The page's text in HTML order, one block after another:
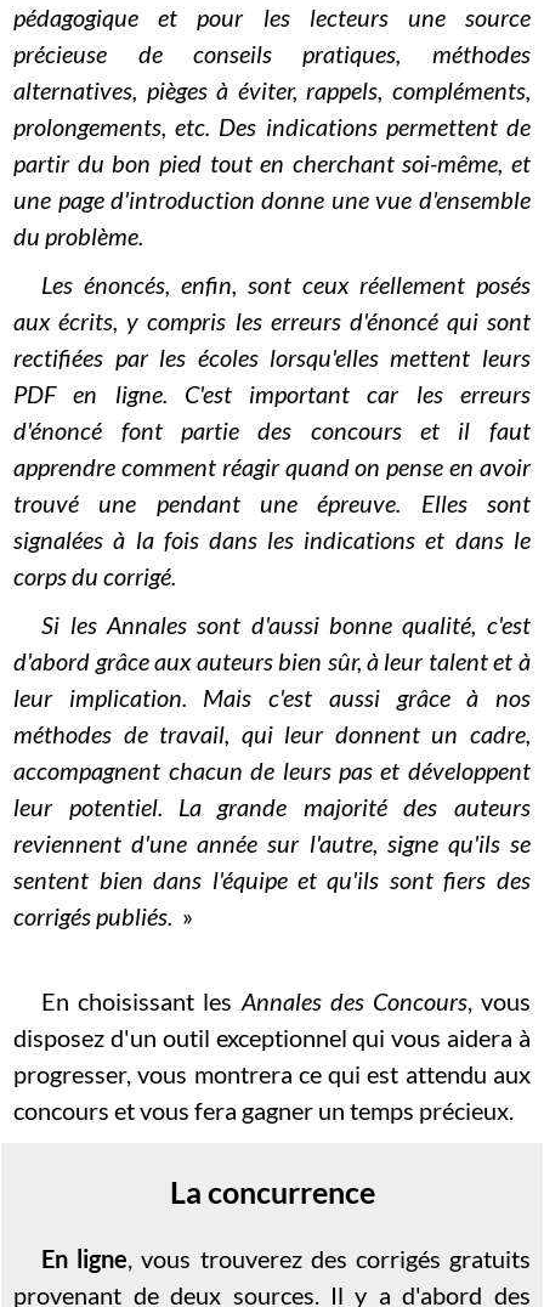
pédagogique et pour les lecteurs une source
précieuse de conseils pratiques, méthodes
alternatives, pièges à éviter, rappels, compléments,
prolongements, etc. Des indications permettent de
partir du bon pied tout en cherchant soi-même, et
une page d'introduction donne une vue d'ensemble
du problème.
Les énoncés, enfin, sont ceux réellement posés
aux écrits, y compris les erreurs d'énoncé qui sont
rectifiées par les écoles lorsqu'elles mettent leurs
PDF en ligne. C'est important car les erreurs
d'énoncé font partie des concours et il faut
apprendre comment réagir quand on pense en avoir
trouvé une pendant une épreuve. Elles sont
signalées à la fois dans les indications et dans le
corps du corrigé.
Si les Annales sont d'aussi bonne qualité, c'est
d'abord grâce aux auteurs bien sûr, à leur talent et à
leur implication. Mais c'est aussi grâce à nos
méthodes de travail, qui leur donnent un cadre,
accompagnent chacun de leurs pas et développent
leur potentiel. La grande majorité des auteurs
reviennent d'une année sur l'autre, signe qu'ils se
sentent bien dans l'équipe et qu'ils sont fiers des
corrigés publiés. »
En choisissant les Annales des Concours, vous
disposez d'un outil exceptionnel qui vous aidera à
progresser, vous montrera ce qui est attendu aux
concours et vous fera gagner un temps précieux.
La concurrence
En ligne, vous trouverez des corrigés gratuits
provenant de deux sources. Il y a d'abord des